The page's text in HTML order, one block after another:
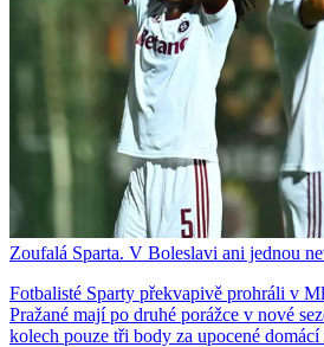
Zoufalá Sparta. V Boleslavi ani jednou
Fotbalisté Sparty překvapivě prohráli v
Pražané mají po druhé porážce v nové
kolech pouze tři body za upocené